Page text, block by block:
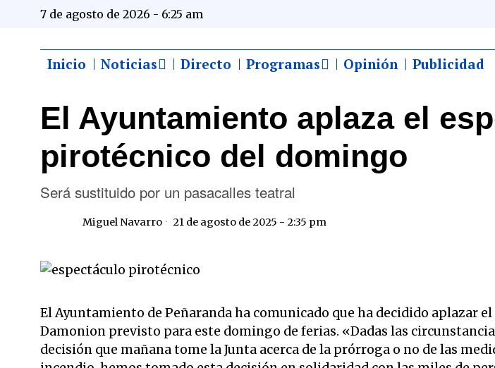
7 de agosto de 2026 - 6:25 am
Inicio Noticias Directo Programas Opinión Publicidad
El Ayuntamiento aplaza el
pirotécnico del domingo
Será sustituido por un pasacalles teatral
Miguel Navarro 21 de agosto de 2025 - 2:35 pm
El Ayuntamiento de Peñaranda ha comunicado que ha decidido aplazar
Damonion previsto para este domingo de ferias. «Dadas las
decisión que mañana tome la Junta acerca de la prórroga o no de las